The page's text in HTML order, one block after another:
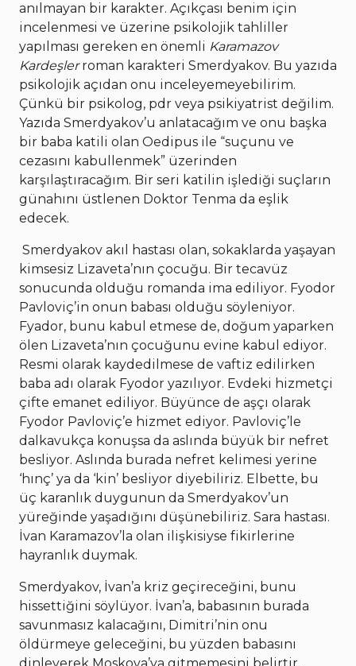
anılmayan bir karakter. Açıkçası benim için
incelenmesi ve üzerine psikolojik tahliller
yapılması gereken en önemli Karamazov
Kardeşlerroman karakteri Smerdyakov. Bu yazıda
psikolojik açıdan onu inceleyemeyebilirim.
Çünkü bir psikolog, pdr veya psikiyatrist değilim.
Yazıda Smerdyakov’u anlatacağım ve onu başka
bir baba katili olan Oedipus ile “suçunu ve
cezasını kabullenmek” üzerinden
karşılaştıracağım. Bir seri katilin işlediği suçların
günahını üstlenen Doktor Tenma da eşlik
edecek.
Smerdyakov akıl hastası olan, sokaklarda yaşayan
kimsesiz Lizaveta’nın çocuğu. Bir tecavüz
sonucunda olduğu romanda ima ediliyor. Fyodor
Pavloviç’in onun babası olduğu söyleniyor.
Fyador, bunu kabul etmese de, doğum yaparken
ölen Lizaveta’nın çocuğunu evine kabul ediyor.
Resmi olarak kaydedilmese de vaftiz edilirken
baba adı olarak Fyodor yazılıyor. Evdeki hizmetçi
çifte emanet ediliyor. Büyünce de aşçı olarak
Fyodor Pavloviç’e hizmet ediyor. Pavloviç’le
dalkavukça konuşsa da aslında büyük bir nefret
besliyor. Aslında burada nefret kelimesi yerine
‘hınç’ ya da ‘kin’ besliyor diyebiliriz. Elbette, bu
üç karanlık duygunun da Smerdyakov’un
yüreğinde yaşadığını düşünebiliriz. Sara hastası.
İvan Karamazov’la olan ilişkisiyse fikirlerine
hayranlık duymak.
Smerdyakov, İvan’a kriz geçireceğini, bunu
hissettiğini söylüyor. İvan’a, babasının burada
savunmasız kalacağını, Dimitri’nin onu
öldürmeye geleceğini, bu yüzden babasını